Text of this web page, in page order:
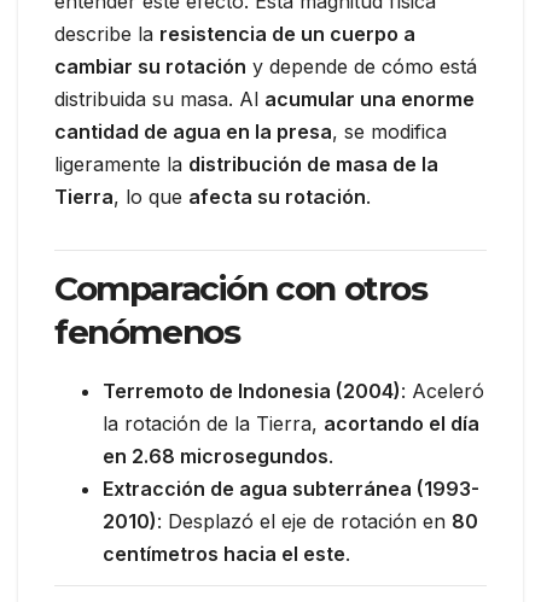
describe la resistencia de un cuerpo a
cambiar su rotación y depende de cómo está
distribuida su masa. Al acumular una enorme
cantidad de agua en la presa, se modifica
ligeramente la distribución de masa de la
Tierra, lo que afecta su rotación.
Comparación con otros
fenómenos
Terremoto de Indonesia (2004): Aceleró
la rotación de la Tierra, acortando el día
en 2.68 microsegundos.
Extracción de agua subterránea (1993-
2010): Desplazó el eje de rotación en 80
centímetros hacia el este.